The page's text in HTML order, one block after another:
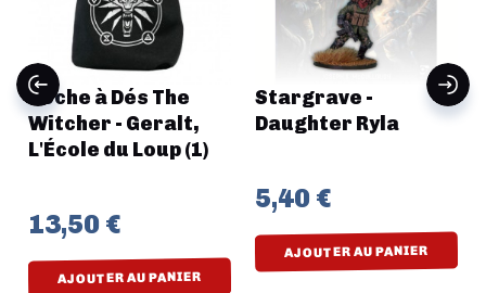
Poche à Dés The
Witcher - Geralt,
L'École du Loup (1)
13,50 €
AJOUTER AU PANIER
Stargrave -
Daughter Ryla
5,40 €
AJOUTER AU PANIER